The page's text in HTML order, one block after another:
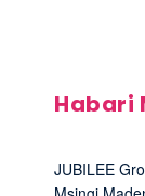
Habari
JUBILEE